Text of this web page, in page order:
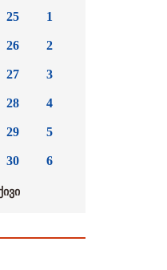
25
26
27
28
29
30
1
2
3
4
5
6